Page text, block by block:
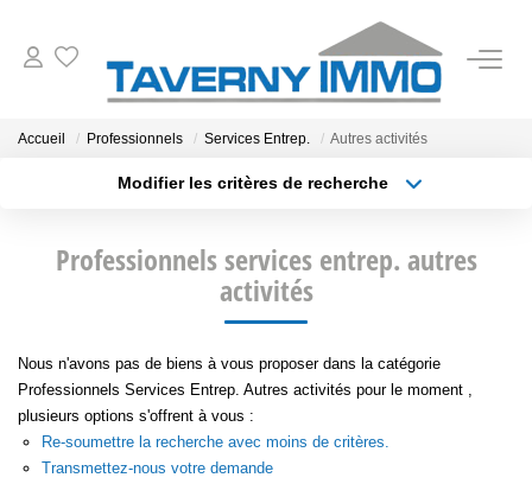
ESTIMATION
OUTILS
CONTACT
Accueil Professionnels Services Entrep. Autres activités
Modifier les critères de recherche
Type de bien
Surface min
Créer une alerte
Professionnels services entrep. autres
activités
Nous n'avons pas de biens à vous proposer dans la catégorie
Professionnels Services Entrep. Autres activités pour le moment ,
plusieurs options s'offrent à vous :
Re-soumettre la recherche avec moins de critères.
Transmettez-nous votre demande